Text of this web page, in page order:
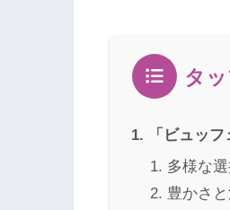
タ
「ビュッ
多様な
豊かさ